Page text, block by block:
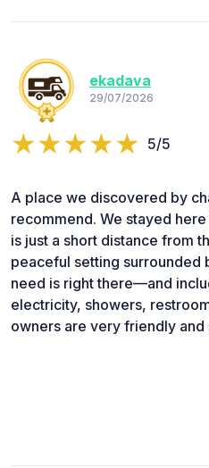
ekadava
29/07/2026
5/5
A place we discovered by
recommend. We stayed
is just a short distance from
peaceful setting surrounded
need is right there—and
electricity, showers,
owners are very friendly and